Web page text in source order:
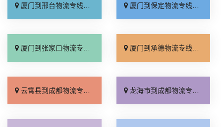
厦门到邢台物流专线_专业靠谱「上门提货」 厦门到保定物流专线_全程直达「高效运输」
厦门到张家口物流专线_全境派送「多久能到」 厦门到承德物流专线_专业调车「合理收费」
云霄县到成都物流专线_按时送达「实时反馈」 龙海市到成都物流专线_要几天到「快速响应」